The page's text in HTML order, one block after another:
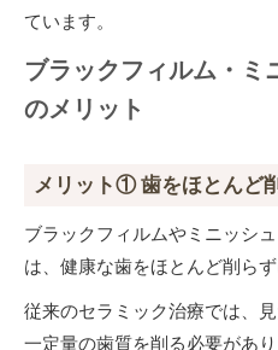
ています。
ブラックフィルム・ミ
のメリット
メリット① 歯をほとんど
ブラックフィルムやミニッシ
は、健康な歯をほとんど削ら
従来のセラミック治療では、
一定量の歯質を削る必要があり